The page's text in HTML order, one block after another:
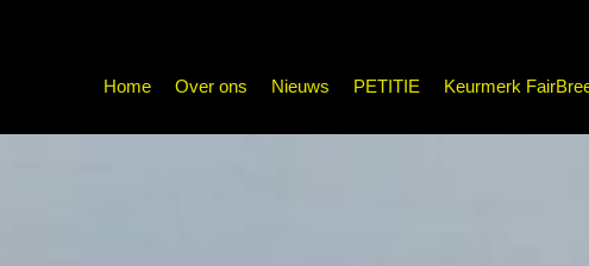
Home Over ons Nieuws PETITIE Keurmerk